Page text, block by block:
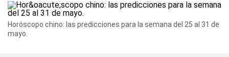
Horóscopo chino: las predicciones para la semana del 25 al 31 de
mayo.